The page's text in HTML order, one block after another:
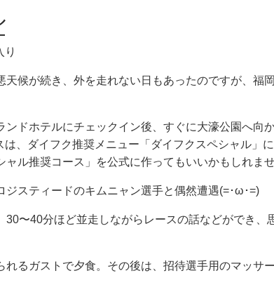
り
天候が続き、外を走れない日もあったのですが、福
ンドホテルにチェックイン後、すぐに大濠公園へ向か
、ダイフク推奨メニュー「ダイフクスペシャル」に
ャル推奨コース」を公式に作ってもいいかもしれま
ジスティードのキムニャン選手と偶然遭遇(=･ω･=)
30〜40分ほど並走しながらレースの話などができ、
れるガストで夕食。その後は、招待選手用のマッサー